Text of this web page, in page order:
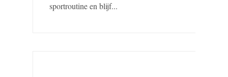
sportroutine en blijf...